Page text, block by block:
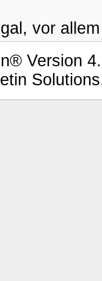
vor
Version